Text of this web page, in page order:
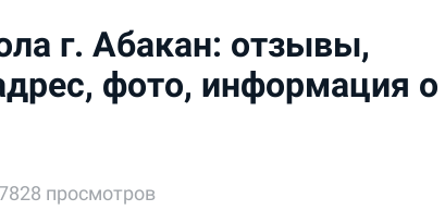
г. Абакан: отзывы,
фото, информация о
просмотров